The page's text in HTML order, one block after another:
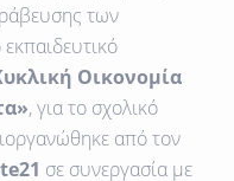
των
Οικονομία
, για το σχολικό
από τον
σε συνεργασία με